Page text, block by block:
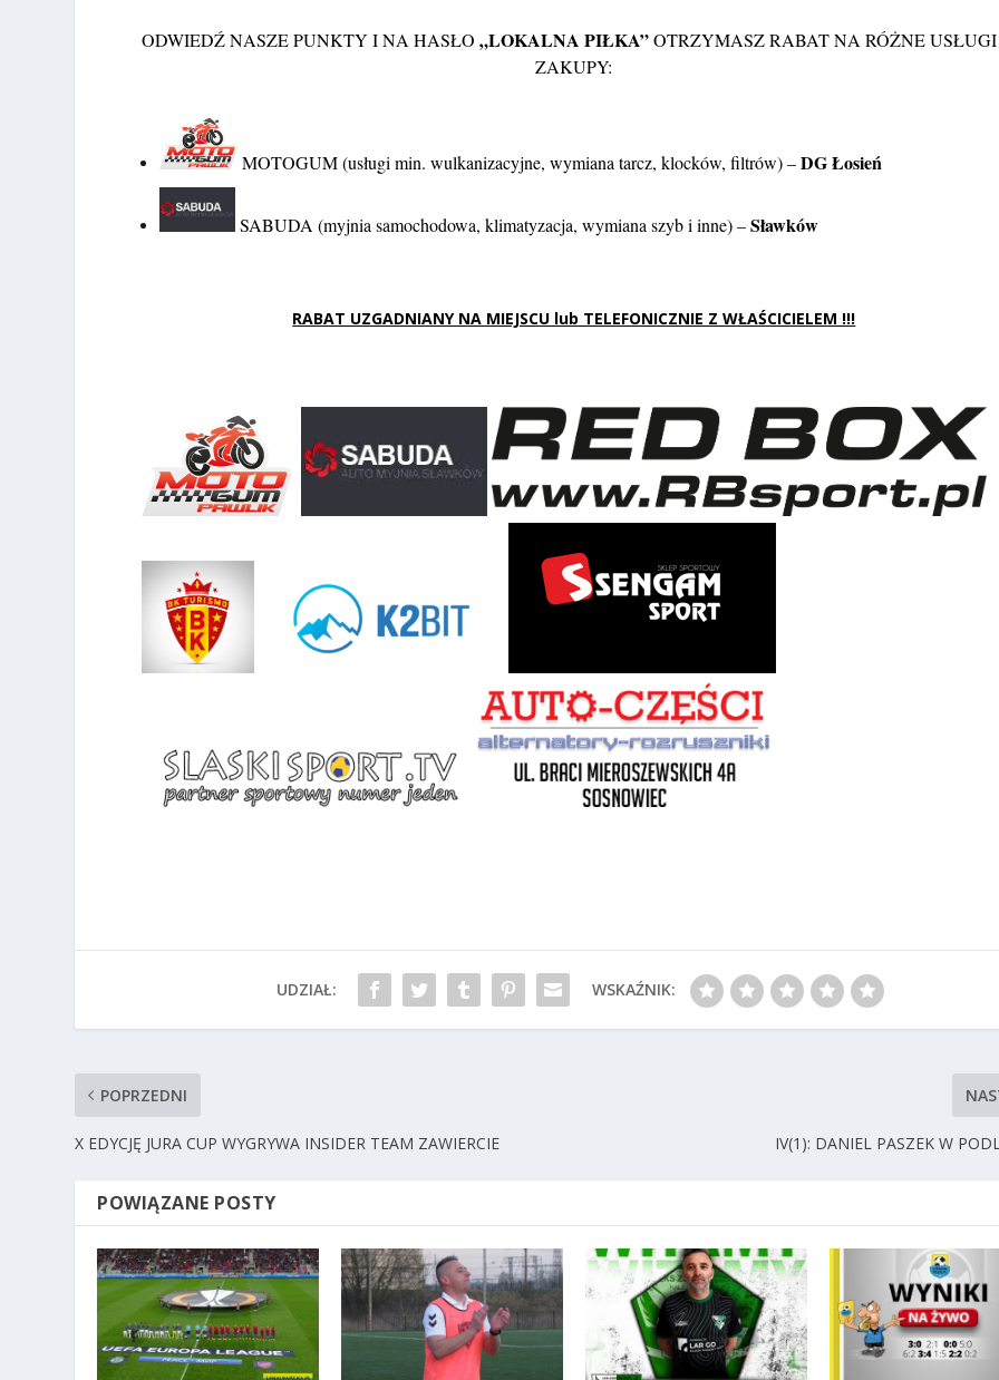
ODWIEDŹ NASZE PUNKTY I NA HASŁO„LOKALNA PIŁKA”OTRZYMASZ RABAT NA RÓŻNE
ZAKUPY:
MOTOGUM (usługi min. wulkanizacyjne, wymiana tarcz, klocków, filtrów) –DG Łosień
SABUDA (myjnia samochodowa, klimatyzacja, wymiana szyb i inne) –Sławków
RABAT UZGADNIANY NA MIEJSCU lub TELEFONICZNIE Z WŁAŚCICIELEM !!!
UDZIAŁ: WSKAŹNIK:
POPRZEDNI
X EDYCJĘ JURA CUP WYGRYWA INSIDER TEAM ZAWIERCIE IV(1): DANIEL PASZEK W
POWIĄZANE POSTY